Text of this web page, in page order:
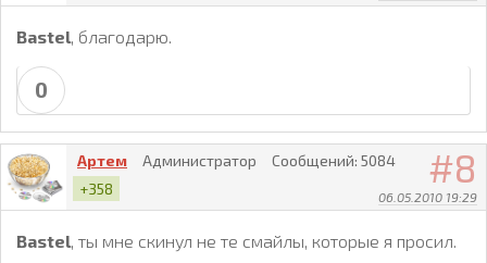
Bastel, благодарю.
0
8
06.05.2010 19:29
Артем Администратор Сообщений: 5084
+358
Bastel, ты мне скинул не те смайлы, которые я просил.